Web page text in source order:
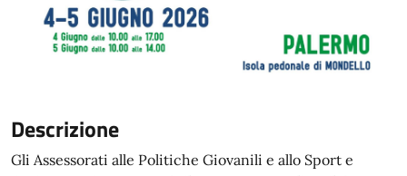
Descrizione
Gli Assessorati alle Politiche Giovanili e allo Sport e